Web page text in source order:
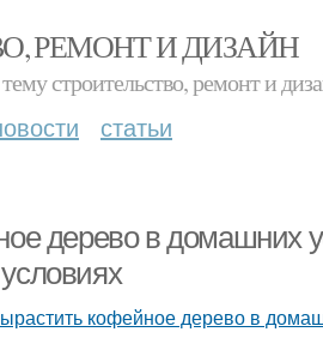
РЕМОНТ И ДИЗАЙН
строительство, ремонт и
статьи
дерево в домашних